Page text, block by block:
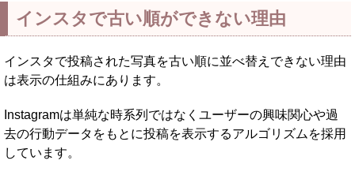
インスタで古い順ができない理由
インスタで投稿された写真を古い順に並べ替えできない理由
は表示の仕組みにあります。
Instagramは単純な時系列ではなくユーザーの興味関心や過
去の行動データをもとに投稿を表示するアルゴリズムを採用
しています。